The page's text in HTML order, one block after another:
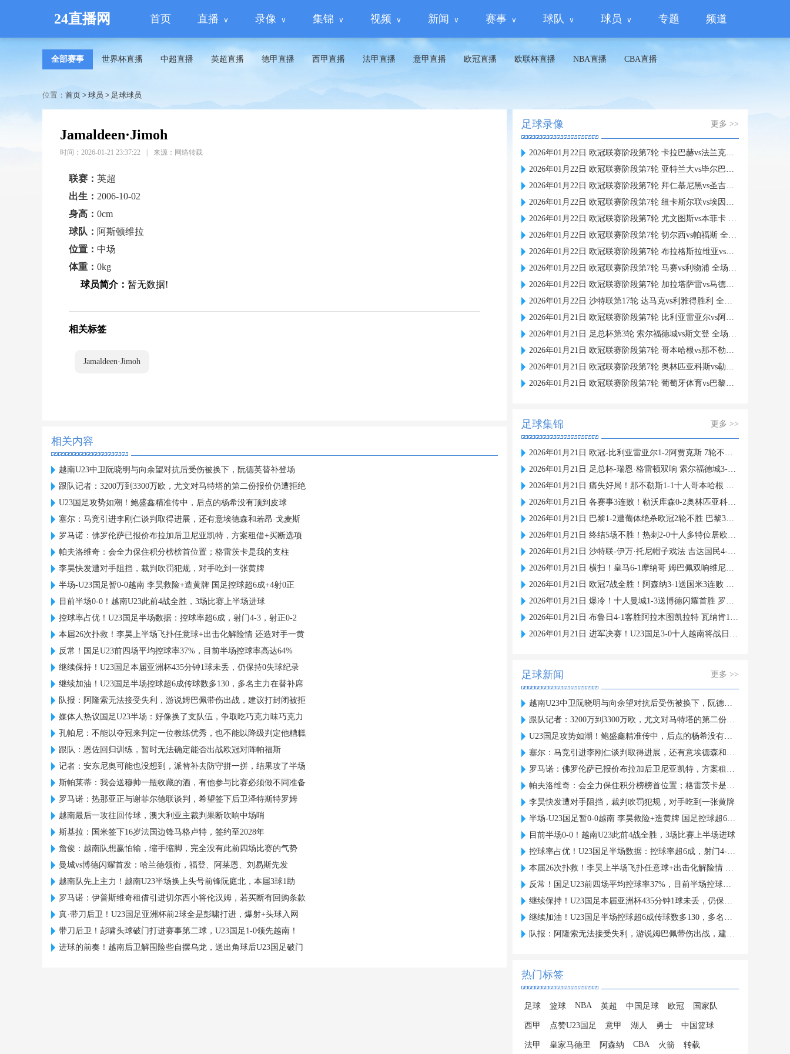
24直播网 首页 直播 录像 集锦 视频 新闻 赛事 球队 球员 专题 频道
全部赛事 世界杯直播 中超直播 英超直播 德甲直播 西甲直播 法甲直播 意甲直播 欧冠直播 欧联杯直播 NBA直播 CBA直播
位置： 首页 > 球员 > 足球球员
Jamaldeen·Jimoh
时间：2026-01-21 23:37:22 来源：网络转载
联赛： 英超
出生： 2006-10-02
身高： 0cm
球队： 阿斯顿维拉
位置： 中场
体重： 0kg
球员简介： 暂无数据!
相关标签
Jamaldeen·Jimoh
相关内容
越南U23中卫阮晓明与向余望对抗后受伤被换下，阮德英替补登场
跟队记者：3200万到3300万欧，尤文对马特塔的第二份报价仍遭拒绝
U23国足攻势如潮！鲍盛鑫精准传中，后点的杨希没有顶到皮球
塞尔：马竞引进李刚仁谈判取得进展，还有意埃德森和若昂·戈麦斯
罗马诺：佛罗伦萨已报价布拉加后卫尼亚凯特，方案租借+买断选项
帕夫洛维奇：会全力保住积分榜榜首位置；格雷茨卡是我的支柱
李昊快发遭对手阻挡，裁判吹罚犯规，对手吃到一张黄牌
半场-U23国足暂0-0越南 李昊救险+造黄牌 国足控球超6成+4射0正
目前半场0-0！越南U23此前4战全胜，3场比赛上半场进球
控球率占优！U23国足半场数据：控球率超6成，射门4-3，射正0-2
本届26次扑救！李昊上半场飞扑任意球+出击化解险情 还造对手一黄
反常！国足U23前四场平均控球率37%，目前半场控球率高达64%
继续保持！U23国足本届亚洲杯435分钟1球未丢，仍保持0失球纪录
继续加油！U23国足半场控球超6成传球数多130，多名主力在替补席
队报：阿隆索无法接受失利，游说姆巴佩带伤出战，建议打封闭被拒
媒体人热议国足U23半场：好像换了支队伍，争取吃巧克力味巧克力
孔帕尼：不能以夺冠来判定一位教练优秀，也不能以降级判定他糟糕
跟队：恩佐回归训练，暂时无法确定能否出战欧冠对阵帕福斯
记者：安东尼奥可能也没想到，派替补去防守拼一拼，结果攻了半场
斯帕莱蒂：我会送穆帅一瓶收藏的酒，有他参与比赛必须做不同准备
罗马诺：热那亚正与谢菲尔德联谈判，希望签下后卫泽特斯特罗姆
越南最后一攻往回传球，澳大利亚主裁判果断吹响中场哨
斯基拉：国米签下16岁法国边锋马格卢特，签约至2028年
詹俊：越南队想赢怕输，缩手缩脚，完全没有此前四场比赛的气势
曼城vs博德闪耀首发：哈兰德领衔，福登、阿莱恩、刘易斯先发
越南队先上主力！越南U23半场换上头号前锋阮庭北，本届3球1助
罗马诺：伊普斯维奇租借引进切尔西小将伦汉姆，若买断有回购条款
真·带刀后卫！U23国足亚洲杯前2球全是彭啸打进，爆射+头球入网
带刀后卫！彭啸头球破门打进赛事第二球，U23国足1-0领先越南！
进球的前奏！越南后卫解围险些自摆乌龙，送出角球后U23国足破门
足球录像 更多 >>
2026年01月22日 欧冠联赛阶段第7轮 卡拉巴赫vs法兰克福 全场录像
2026年01月22日 欧冠联赛阶段第7轮 亚特兰大vs毕尔巴鄂竞技 全场录像
2026年01月22日 欧冠联赛阶段第7轮 拜仁慕尼黑vs圣吉罗斯 全场录像
2026年01月22日 欧冠联赛阶段第7轮 纽卡斯尔联vs埃因霍温 全场录像
2026年01月22日 欧冠联赛阶段第7轮 尤文图斯vs本菲卡 全场录像
2026年01月22日 欧冠联赛阶段第7轮 切尔西vs帕福斯 全场录像
2026年01月22日 欧冠联赛阶段第7轮 布拉格斯拉维亚vs巴塞罗那 全场录像
2026年01月22日 欧冠联赛阶段第7轮 马赛vs利物浦 全场录像
2026年01月22日 欧冠联赛阶段第7轮 加拉塔萨雷vs马德里竞技 全场录像
2026年01月22日 沙特联第17轮 达马克vs利雅得胜利 全场录像
2026年01月21日 欧冠联赛阶段第7轮 比利亚雷亚尔vs阿贾克斯 全场录像
2026年01月21日 足总杯第3轮 索尔福德城vs斯文登 全场录像
2026年01月21日 欧冠联赛阶段第7轮 哥本哈根vs那不勒斯 全场录像
2026年01月21日 欧冠联赛阶段第7轮 奥林匹亚科斯vs勒沃库森 全场录像
2026年01月21日 欧冠联赛阶段第7轮 葡萄牙体育vs巴黎圣日耳曼 全场录像
足球集锦 更多 >>
2026年01月21日 欧冠-比利亚雷亚尔1-2阿贾克斯 7轮不胜仅积1分列倒数第二
2026年01月21日 足总杯-瑞恩·格雷顿双响 索尔福德城3-2斯文登晋级将战曼城
2026年01月21日 痛失好局！那不勒斯1-1十人哥本哈根 麦克托米奈破门德莱尼直红
2026年01月21日 各赛事3连败！勒沃库森0-2奥林匹亚科斯 药厂17射门+6射正未果
2026年01月21日 巴黎1-2遭葡体绝杀欧冠2轮不胜 巴黎3进球被吹苏亚雷斯双响+绝杀
2026年01月21日 终结5场不胜！热刺2-0十人多特位居欧冠第四 罗梅罗、索兰克破门
2026年01月21日 沙特联-伊万·托尼帽子戏法 吉达国民4-1赛哈特海湾
2026年01月21日 横扫！皇马6-1摩纳哥 姆巴佩双响维尼修斯造4球 阿韦洛亚欧冠首胜
2026年01月21日 欧冠7战全胜！阿森纳3-1送国米3连败 热苏斯双响约克雷斯世界波
2026年01月21日 爆冷！十人曼城1-3送博德闪耀首胜 罗德里染红曼城各赛事两连败
2026年01月21日 布鲁日4-1客胜阿拉木图凯拉特 瓦纳肯1传1射 弗曼特、梅切勒破门
2026年01月21日 进军决赛！U23国足3-0十人越南将战日本 彭啸向余望王钰栋破门
足球新闻 更多 >>
越南U23中卫阮晓明与向余望对抗后受伤被换下，阮德英替补登场
跟队记者：3200万到3300万欧，尤文对马特塔的第二份报价仍遭拒绝
U23国足攻势如潮！鲍盛鑫精准传中，后点的杨希没有顶到皮球
塞尔：马竞引进李刚仁谈判取得进展，还有意埃德森和若昂·戈麦斯
罗马诺：佛罗伦萨已报价布拉加后卫尼亚凯特，方案租借+买断选项
帕夫洛维奇：会全力保住积分榜榜首位置；格雷茨卡是我的支柱
李昊快发遭对手阻挡，裁判吹罚犯规，对手吃到一张黄牌
半场-U23国足暂0-0越南 李昊救险+造黄牌 国足控球超6成+4射0正
目前半场0-0！越南U23此前4战全胜，3场比赛上半场进球
控球率占优！U23国足半场数据：控球率超6成，射门4-3，射正0-2
本届26次扑救！李昊上半场飞扑任意球+出击化解险情 还造对手一黄
反常！国足U23前四场平均控球率37%，目前半场控球率高达64%
继续保持！U23国足本届亚洲杯435分钟1球未丢，仍保持0失球纪录
继续加油！U23国足半场控球超6成传球数多130，多名主力在替补席
队报：阿隆索无法接受失利，游说姆巴佩带伤出战，建议打封闭被拒
热门标签
足球 篮球 NBA 英超 中国足球 欧冠 国家队
西甲 点赞U23国足 意甲 湖人 勇士 中国篮球
法甲 皇家马德里 阿森纳 CBA 火箭 转载